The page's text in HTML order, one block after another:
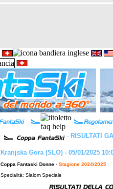
- RISULTATI
Kranjska Gora (SLO) - 05/01/2025
Coppa Fantaski Donne - Stagione 2024/2025
Specialità: Slalom Speciale